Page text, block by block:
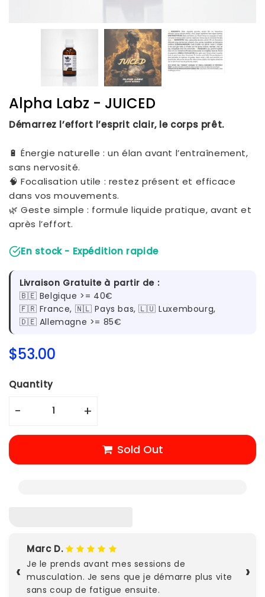
Alpha Labz - JUICED
Démarrez l’effort l’esprit clair, le corps prêt.
🔋 Énergie naturelle : un élan avant l’entraînement,
sans nervosité.
🧠 Focalisation utile : restez présent et efficace
dans vos mouvements.
🌿 Geste simple : formule liquide pratique, avant et
après l’effort.
En stock - Expédition rapide
Livraison Gratuite à partir de :
🇧🇪 Belgique >= 40€
🇫🇷 France, 🇳🇱 Pays bas, 🇱🇺 Luxembourg,
🇩🇪 Allemagne >= 85€
$53.00
price
Quantity
- +
Sold Out
‹ ›
Marc D.
Je le prends avant mes sessions de
musculation. Je sens que je démarre plus vite
sans coup de fatigue ensuite.